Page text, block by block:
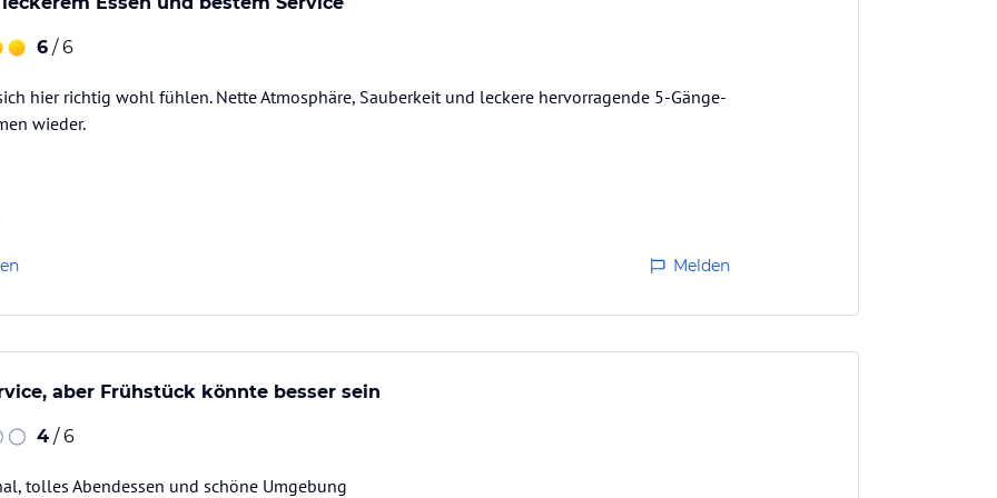
Zirben-Infrarotwärmekabine, Saftbar,
die verbindlichen Angebotsdetailsdes
6 / 6
hier richtig wohl fühlen. Nette Atmosphäre, Sauberkeit und leckere hervorragende 5-Gänge-
wieder.
Melden
aber Frühstück könnte besser sein
4 / 6
tolles Abendessen und schöne Umgebung